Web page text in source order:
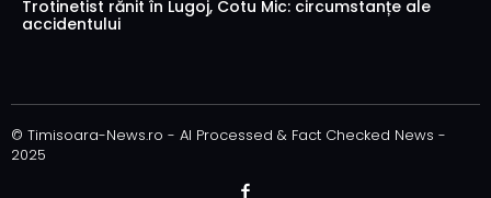
Trotinetist rănit în Lugoj, Cotu Mic: circumstanțe ale
accidentului
© Timisoara-News.ro - AI Processed & Fact Checked News -
2025